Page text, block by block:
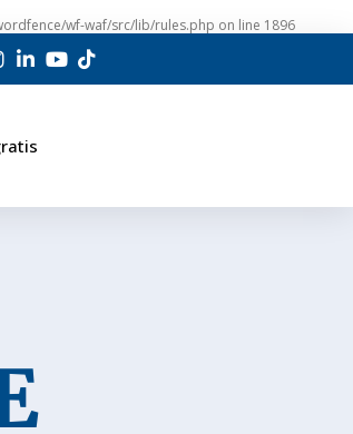
wf-waf/src/lib/rules.php on line 1896